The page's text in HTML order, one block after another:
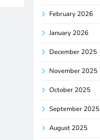
February 2026
January 2026
December 2025
November 2025
October 2025
September 2025
August 2025